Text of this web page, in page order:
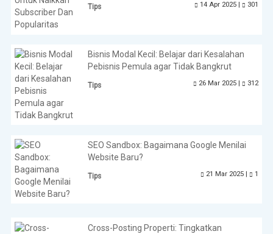
Tips 14 Apr 2025 | 301
Bisnis Modal Kecil: Belajar dari Kesalahan
Pebisnis Pemula agar Tidak Bangkrut
Tips 26 Mar 2025 | 312
SEO Sandbox: Bagaimana Google Menilai
Website Baru?
Tips 21 Mar 2025 | 1
Cross-Posting Properti: Tingkatkan